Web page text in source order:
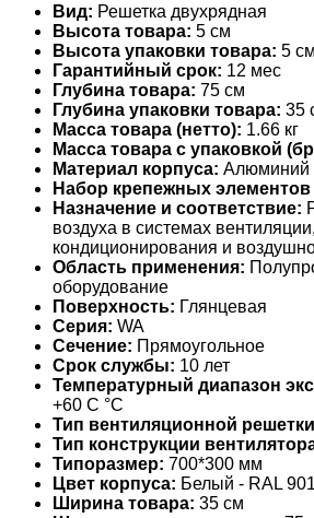
Вид: Решетка двухрядная
Высота товара: 5 см
Высота упаковки товара: 5 см
Гарантийный срок: 12 мес
Глубина товара: 75 см
Глубина упаковки товара: 35
Масса товара (нетто): 1.66 кг
Масса товара с упаковкой
Материал корпуса: Алюминий
Набор крепежных элементов
Назначение и соответствие:
воздуха в системах вентиляции,
кондиционирования и
Область применения:
оборудование
Поверхность: Глянцевая
Серия: WA
Сечение: Прямоугольное
Срок службы: 10 лет
Температурный диапазон
+60 С °С
Тип вентиляционной
Тип конструкции
Типоразмер: 700*300 мм
Цвет корпуса: Белый - RAL
Ширина товара: 35 см